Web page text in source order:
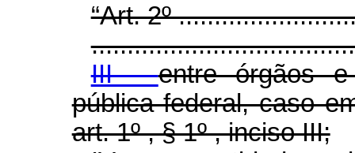
“Art. 2º
III -entre órgãos e
pública federal, caso
art. 1º , § 1º , inciso III;